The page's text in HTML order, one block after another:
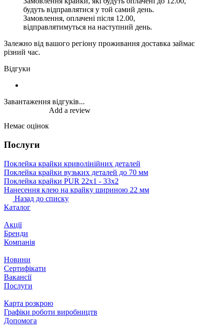
будуть відправлятися у той самий день.
Замовлення, оплачені після 12.00,
відправлятимуться на наступний день.
Залежно від вашого регіону проживання доставка займає
різний час.
Відгуки
Завантаження відгуків...
Немає оцінок
Add a review
Послуги
Поклейка крайки криволінійних деталей
Поклейка крайки вузьких деталей до 70 мм
Поклейка крайки PUR 22х1 ‐ 33х2
Нанесення клею на крайку шириною 22 мм
Назад до списку
Каталог
Акції
Бренди
Компанія
Новини
Сертифікати
Вакансії
Послуги
Карта розкрою
Графіки роботи виробництв
Допомога